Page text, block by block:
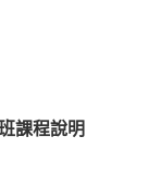
課程說明